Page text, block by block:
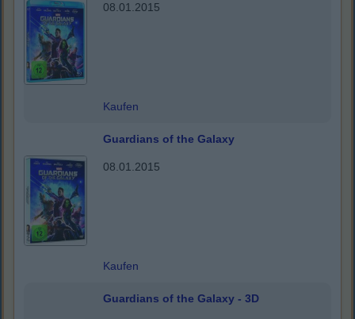
08.01.2015
Kaufen
Guardians of the Galaxy
08.01.2015
Kaufen
Guardians of the Galaxy - 3D